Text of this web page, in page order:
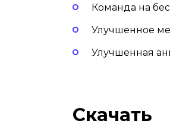
Команда на
Улучшенное
Улучшенная
Скачать